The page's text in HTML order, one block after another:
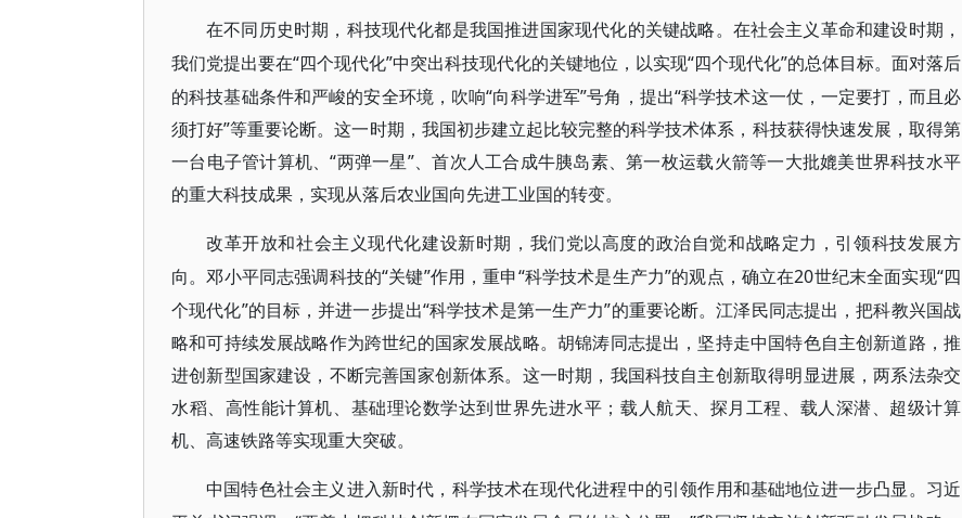
在不同历史时期，科技现代化都是我国推进国家现代化的关键战略。在社会主义革命和建设时期，
我们党提出要在“四个现代化”中突出科技现代化的关键地位，以实现“四个现代化”的总体目标。面对落后
的科技基础条件和严峻的安全环境，吹响“向科学进军”号角，提出“科学技术这一仗，一定要打，而且必
须打好”等重要论断。这一时期，我国初步建立起比较完整的科学技术体系，科技获得快速发展，取得第
一台电子管计算机、“两弹一星”、首次人工合成牛胰岛素、第一枚运载火箭等一大批媲美世界科技水平
的重大科技成果，实现从落后农业国向先进工业国的转变。
改革开放和社会主义现代化建设新时期，我们党以高度的政治自觉和战略定力，引领科技发展方
向。邓小平同志强调科技的“关键”作用，重申“科学技术是生产力”的观点，确立在20世纪末全面实现“四
个现代化”的目标，并进一步提出“科学技术是第一生产力”的重要论断。江泽民同志提出，把科教兴国战
略和可持续发展战略作为跨世纪的国家发展战略。胡锦涛同志提出，坚持走中国特色自主创新道路，推
进创新型国家建设，不断完善国家创新体系。这一时期，我国科技自主创新取得明显进展，两系法杂交
水稻、高性能计算机、基础理论数学达到世界先进水平；载人航天、探月工程、载人深潜、超级计算
机、高速铁路等实现重大突破。
中国特色社会主义进入新时代，科学技术在现代化进程中的引领作用和基础地位进一步凸显。习近